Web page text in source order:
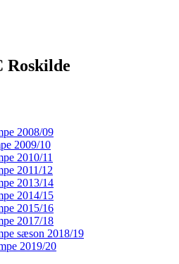
Roskilde
2008/09
2009/10
2010/11
2011/12
2013/14
2014/15
2015/16
2017/18
sæson 2018/19
2019/20